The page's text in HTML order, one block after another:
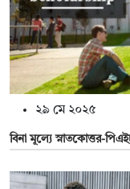
২৯ মে ২০২৫
বিনা মূল্যে স্নাতকোত্তর-